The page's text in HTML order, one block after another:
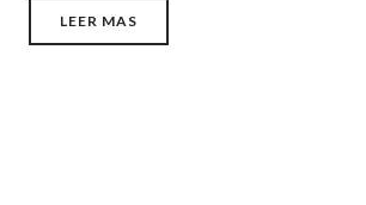
LEER MAS